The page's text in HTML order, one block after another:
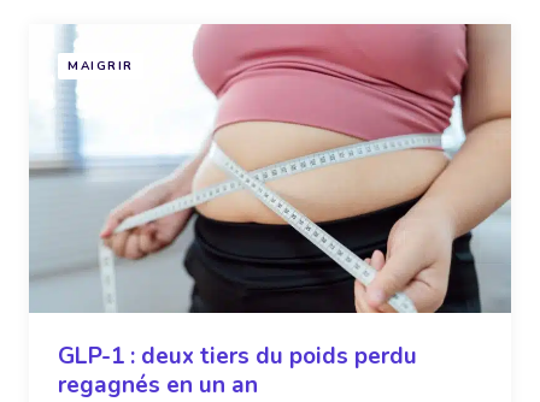
MAIGRIR
GLP-1 : deux tiers du poids perdu
regagnés en un an